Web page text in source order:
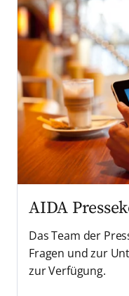
AIDA
Das Team der
Fragen und zur
zur Verfügung.